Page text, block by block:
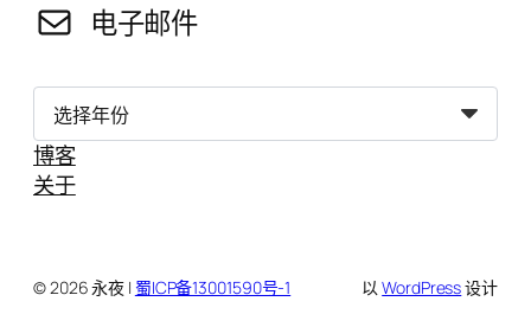
电子邮件
归
博客
关于
© 2026 永夜 | 蜀ICP备13001590号-1 以WordPress设计